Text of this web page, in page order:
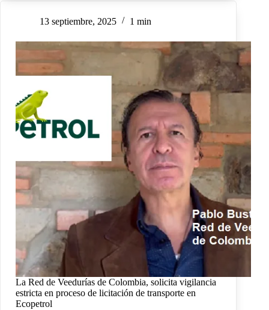
13 septiembre, 2025 1 min
La Red de Veedurías de Colombia, solicita vigilancia
estricta en proceso de licitación de transporte en
Ecopetrol